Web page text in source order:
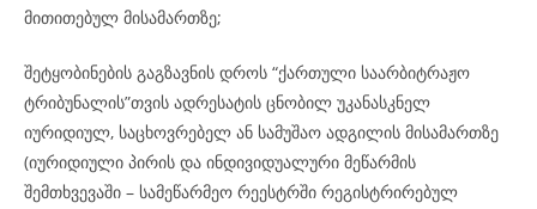
მითითებულ მისამართზე;
შეტყობინების გაგზავნის დროს “ქართული საარბიტრაჟო
ტრიბუნალის”თვის ადრესატის ცნობილ უკანასკნელ
იურიდიულ, საცხოვრებელ ან სამუშაო ადგილის მისამართზე
(იურიდიული პირის და ინდივიდუალური მეწარმის
შემთხვევაში – სამეწარმეო რეესტრში რეგისტრირებულ